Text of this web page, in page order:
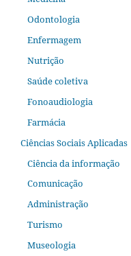
Odontologia
Enfermagem
Nutrição
Saúde coletiva
Fonoaudiologia
Farmácia
Ciências Sociais Aplicadas
Ciência da informação
Comunicação
Administração
Turismo
Museologia